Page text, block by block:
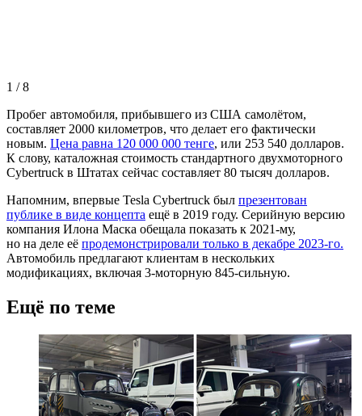
1 /8
Пробег автомобиля, прибывшего из США самолётом,
составляет 2000 километров, что делает его фактически
новым. Цена равна 120 000 000 тенге, или 253 540 долларов.
К слову, каталожная стоимость стандартного двухмоторного
Cybertruck в Штатах сейчас составляет 80 тысяч долларов.
Напомним, впервые Tesla Cybertruck был презентован
публике в виде концепта ещё в 2019 году. Серийную версию
компания Илона Маска обещала показать к 2021-му,
но на деле её продемонстрировали только в декабре 2023-го.
Автомобиль предлагают клиентам в нескольких
модификациях, включая 3-моторную 845-сильную.
Ещё по теме